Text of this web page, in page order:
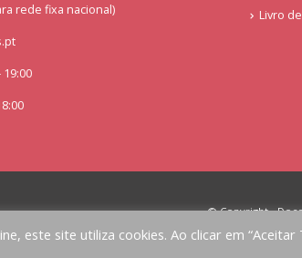
rede fixa nacional)
19:00
Livro
© Copyright -
Implementado
este site utiliza cookies. Ao clicar em